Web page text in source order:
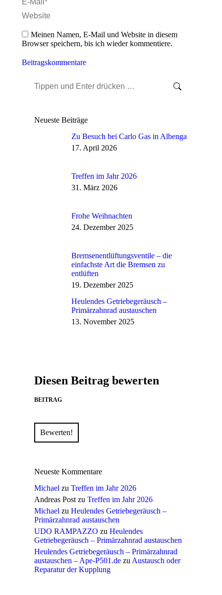
E-Mail *
Website
Meinen Namen, E-Mail und Website in diesem
Browser speichern, bis ich wieder kommentiere.
Beitragskommentare
Search:
Neueste Beiträge
Zu Besuch bei Carlo Gas in Albenga
17. April 2026
Treffen im Jahr 2026
31. März 2026
Frohe Weihnachten
24. Dezember 2025
Bremsenentlüftungsventile – die
einfachste Art die Bremsen zu
entlüften
19. Dezember 2025
Heulendes Getriebegeräusch –
Primärzahnrad austauschen
13. November 2025
Diesen Beitrag bewerten
BEITRAG
Bewerten!
Neueste Kommentare
Michael zu Treffen im Jahr 2026
Andreas Post zu Treffen im Jahr 2026
Michael zu Heulendes Getriebegeräusch –
Primärzahnrad austauschen
UDO RAMPAZZO zu Heulendes
Getriebegeräusch – Primärzahnrad austauschen
Heulendes Getriebegeräusch – Primärzahnrad
austauschen – Ape-P501.de zu Austausch oder
Reparatur der Kupplung